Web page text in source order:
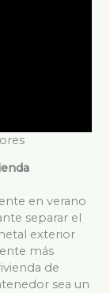
en verano
separar el
exterior
más
de
sea un